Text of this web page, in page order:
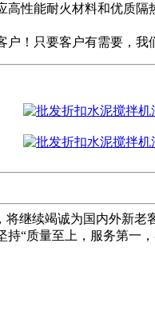
性能耐火材料和优质
！只要客户有需要，我
继续竭诚为国内外新
“质量至上，服务第一